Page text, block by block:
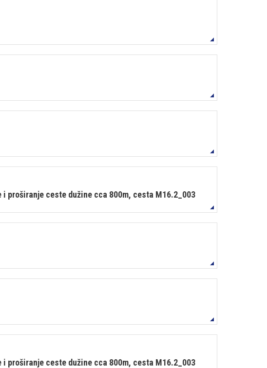
proširanje ceste dužine cca 800m, cesta M16.2_003
proširanje ceste dužine cca 800m, cesta M16.2_003